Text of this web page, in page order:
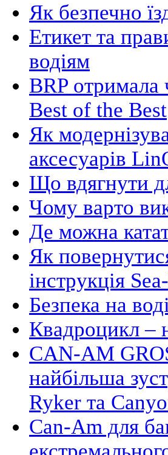
Як безпечно
Етикет та
водіям
BRP
Best of the Best
Як
аксесуарів
Що вдягнути
Чому варто
Де можна
Як
інструкція
Безпека на
Квадроцикл –
CAN-AM
найбільша
Ryker та
Can-Am для